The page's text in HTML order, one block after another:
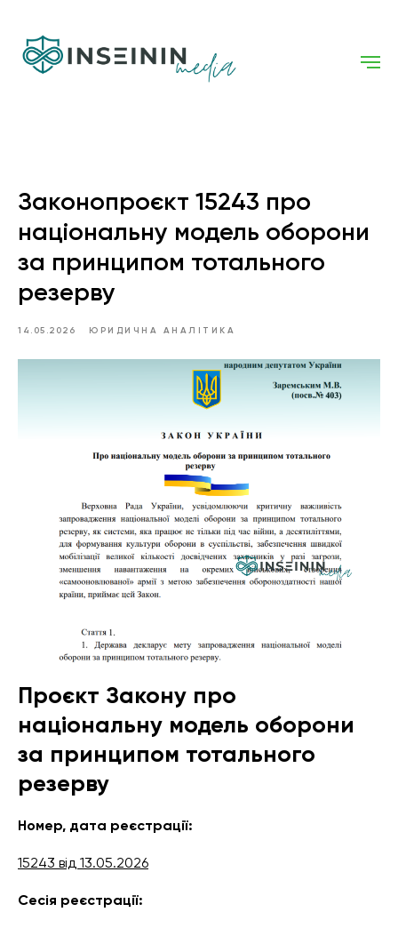
Законопроєкт 15243 про
національну модель оборони
за принципом тотального
резерву
14.05.2026 ЮРИДИЧНА АНАЛІТИКА
Проєкт Закону про
національну модель оборони
за принципом тотального
резерву
Номер, дата реєстрації:
15243 від 13.05.2026
Сесія реєстрації: